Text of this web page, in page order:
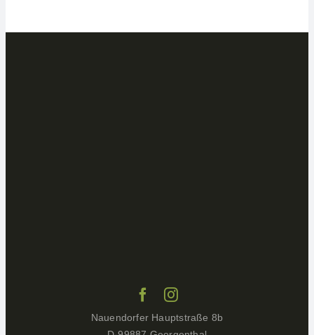
Nauendorfer Hauptstraße 8b